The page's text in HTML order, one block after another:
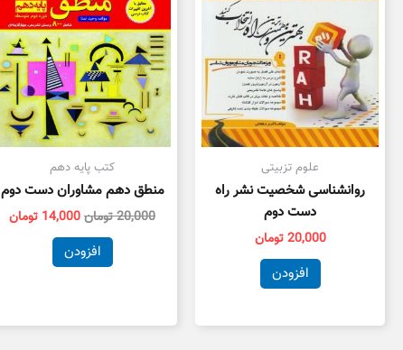
علوم تزبیتی
روانشناسی شخصیت نشر راه
دست دوم
20,000 تومان
افزودن
کتب پایه دهم
منطق دهم مشاوران دست دوم
20,000تومان14,000 تومان
افزودن